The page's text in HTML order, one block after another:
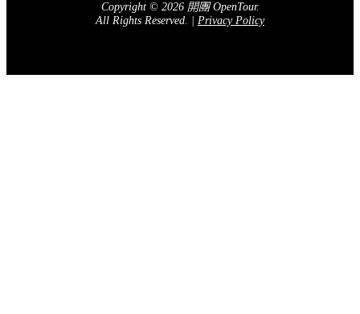
Copyright © 2026 開團 OpenTour.
All Rights Reserved.
Privacy Policy